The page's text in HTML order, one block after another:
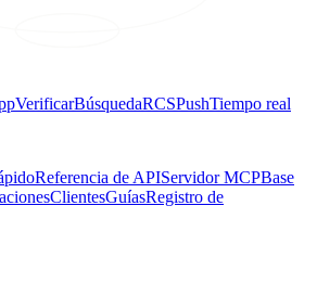
VerificarBúsquedaRCSPushTiempo real
Referencia de APIServidor MCPBase
ClientesGuíasRegistro de